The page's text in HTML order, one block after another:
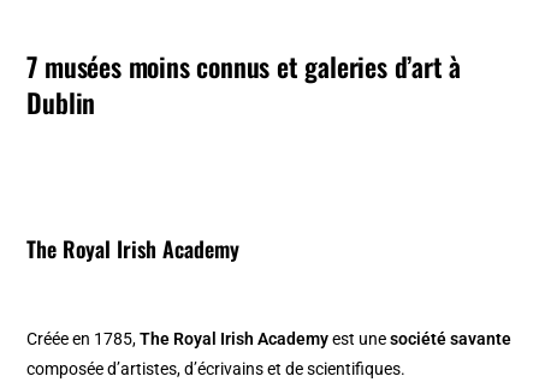
7 musées moins connus et galeries d’art à
Dublin
The Royal Irish Academy
Créée en 1785,The Royal Irish Academyest unesociété savante
composée d’artistes, d’écrivains et de scientifiques.